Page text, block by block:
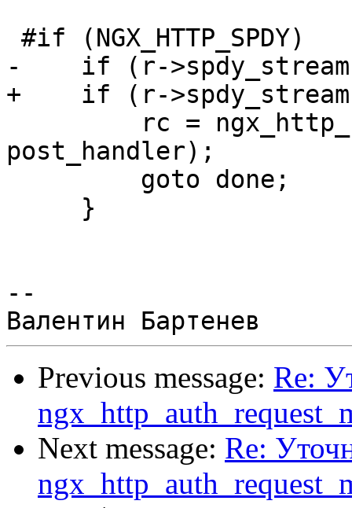
-    if (r-
+    if (r-
post_handler);
--
Previous message: Re:
Next message: Re: